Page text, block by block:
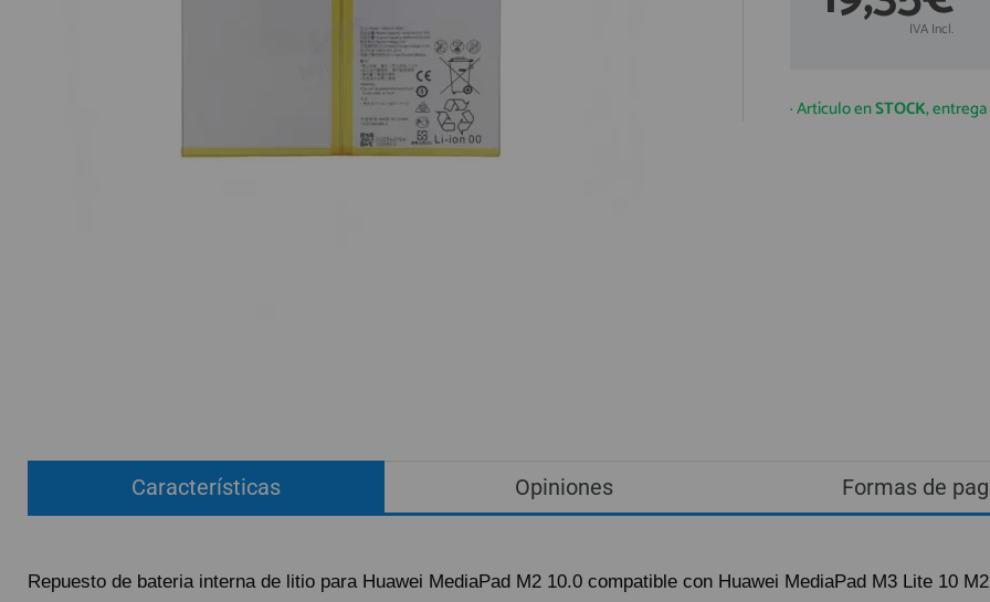
QUIÉNES SOMOS
IVA Incl.
· Artículo enSTOCK,
Características Opiniones Formas de
Repuesto de bateria interna de litio para Huawei MediaPad M2 10.0 compatible con Huawei MediaPad M3 Lite 10